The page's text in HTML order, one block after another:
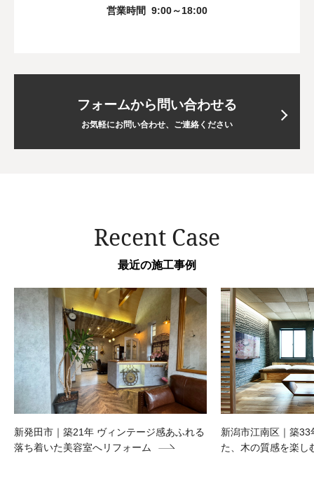
営業時間 9:00～18:00
フォームから問い合わせる
お気軽にお問い合わせ、ご連絡ください
Recent Case
最近の施工事例
新発田市｜築21年 ヴィンテージ感あふれる
落ち着いた美容室へリフォーム
新潟市江南区｜築
た、木の質感を楽し